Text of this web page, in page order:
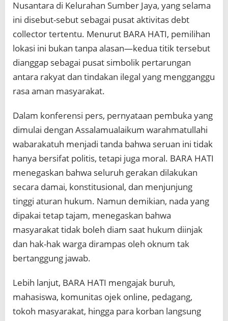
Nusantara di Kelurahan Sumber Jaya, yang selama
ini disebut-sebut sebagai pusat aktivitas debt
collector tertentu. Menurut BARA HATI, pemilihan
lokasi ini bukan tanpa alasan—kedua titik tersebut
dianggap sebagai pusat simbolik pertarungan
antara rakyat dan tindakan ilegal yang mengganggu
rasa aman masyarakat.
Dalam konferensi pers, pernyataan pembuka yang
dimulai dengan Assalamualaikum warahmatullahi
wabarakatuh menjadi tanda bahwa seruan ini tidak
hanya bersifat politis, tetapi juga moral. BARA HATI
menegaskan bahwa seluruh gerakan dilakukan
secara damai, konstitusional, dan menjunjung
tinggi aturan hukum. Namun demikian, nada yang
dipakai tetap tajam, menegaskan bahwa
masyarakat tidak boleh diam saat hukum diinjak
dan hak-hak warga dirampas oleh oknum tak
bertanggung jawab.
Lebih lanjut, BARA HATI mengajak buruh,
mahasiswa, komunitas ojek online, pedagang,
tokoh masyarakat, hingga para korban langsung